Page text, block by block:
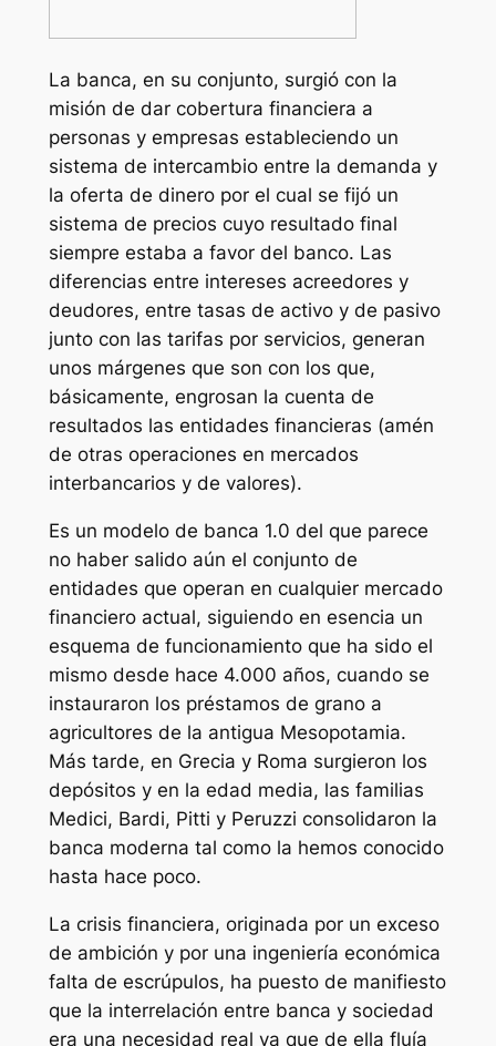
La banca, en su conjunto, surgió con la
misión de dar cobertura financiera a
personas y empresas estableciendo un
sistema de intercambio entre la demanda y
la oferta de dinero por el cual se fijó un
sistema de precios cuyo resultado final
siempre estaba a favor del banco. Las
diferencias entre intereses acreedores y
deudores, entre tasas de activo y de pasivo
junto con las tarifas por servicios, generan
unos márgenes que son con los que,
básicamente, engrosan la cuenta de
resultados las entidades financieras (amén
de otras operaciones en mercados
interbancarios y de valores).
Es un modelo de banca 1.0 del que parece
no haber salido aún el conjunto de
entidades que operan en cualquier mercado
financiero actual, siguiendo en esencia un
esquema de funcionamiento que ha sido el
mismo desde hace 4.000 años, cuando se
instauraron los préstamos de grano a
agricultores de la antigua Mesopotamia.
Más tarde, en Grecia y Roma surgieron los
depósitos y en la edad media, las familias
Medici, Bardi, Pitti y Peruzzi consolidaron la
banca moderna tal como la hemos conocido
hasta hace poco.
La crisis financiera, originada por un exceso
de ambición y por una ingeniería económica
falta de escrúpulos, ha puesto de manifiesto
que la interrelación entre banca y sociedad
era una necesidad real ya que de ella fluía